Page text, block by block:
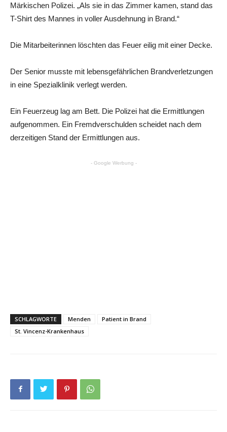
Märkischen Polizei. „Als sie in das Zimmer kamen, stand das
T-Shirt des Mannes in voller Ausdehnung in Brand.“
Die Mitarbeiterinnen löschten das Feuer eilig mit einer Decke.
Der Senior musste mit lebensgefährlichen Brandverletzungen
in eine Spezialklinik verlegt werden.
Ein Feuerzeug lag am Bett. Die Polizei hat die Ermittlungen
aufgenommen. Ein Fremdverschulden scheidet nach dem
derzeitigen Stand der Ermittlungen aus.
- Google Werbung -
SCHLAGWORTE Menden
Patient in Brand
St. Vincenz-Krankenhaus